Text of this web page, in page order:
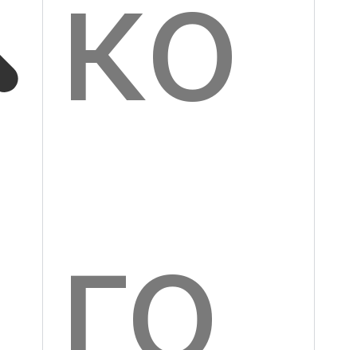
на
єт